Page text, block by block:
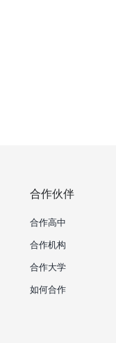
合作伙伴
合作高中
合作机构
合作大学
如何合作